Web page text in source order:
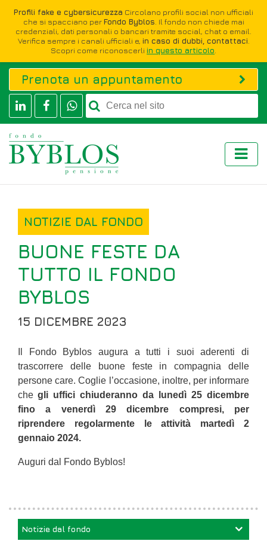
Profili fake e cybersicurezza Circolano profili social non ufficiali
che si spacciano perFondo Byblos . Il fondo non chiede mai
credenziali, dati personali o bancari tramite social, chat o email.
Verifica sempre i canali ufficiali e, in caso di dubbi, contattaci
Scopri come riconoscerli in questo articolo
Prenota un appuntamento
NOTIZIE DAL FONDO
BUONE FESTE DA
TUTTO IL FONDO
BYBLOS
15 DICEMBRE 2023
Il Fondo Byblos augura a tutti i suoi aderenti di
trascorrere delle buone feste in compagnia delle
persone care. Coglie l’occasione, inoltre, per informare
che gli uffici chiuderanno da lunedì 25 dicembre
fino a venerdì 29 dicembre compresi, per
riprendere regolarmente le attività martedì 2
gennaio 2024.
Auguri dal Fondo Byblos!
Notizie dal fondo